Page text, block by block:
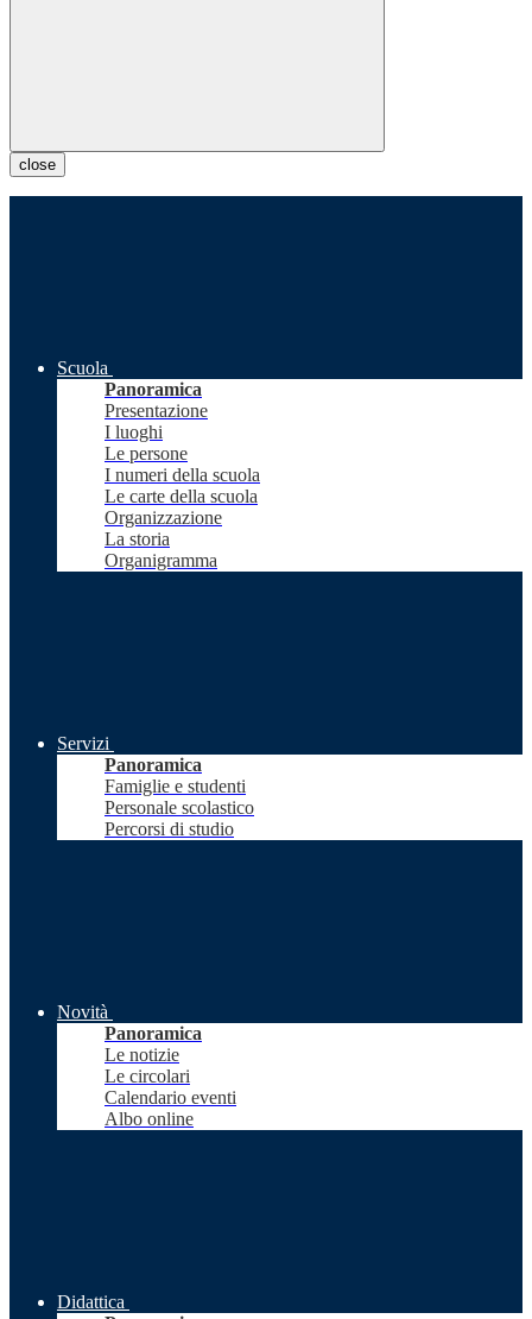
close
Scuola
Panoramica
Presentazione
I luoghi
Le persone
I numeri della scuola
Le carte della scuola
Organizzazione
La storia
Organigramma
Servizi
Panoramica
Famiglie e studenti
Personale scolastico
Percorsi di studio
Novità
Panoramica
Le notizie
Le circolari
Calendario eventi
Albo online
Didattica